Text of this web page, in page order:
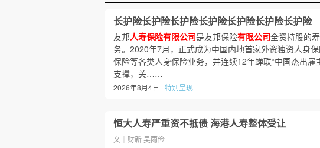
长护险长护险长护险长护险长护险长护险长护险
友邦人寿保险有限公司是友邦保险有限公司全资持股的
务。2020年7月，正式成为中国内地首家外资独资人身
保险等各类人身保险业务，并连续12年蝉联“中国杰出
支撑，关……
2026年8月4日 ·特别呈现
恒大人寿严重资不抵债 海港人寿整体受让
文｜财新 吴雨俭